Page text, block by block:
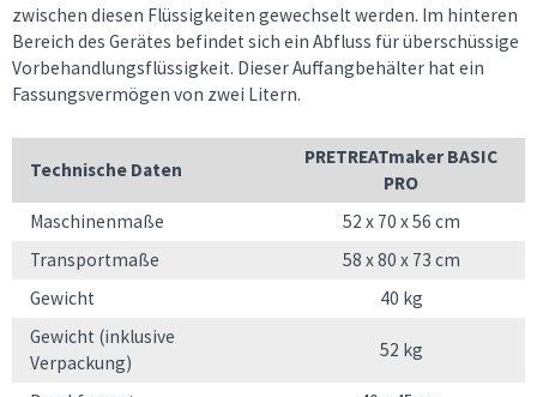
zwischen diesen Flüssigkeiten gewechselt werden. Im hinteren
Bereich des Gerätes befindet sich ein Abfluss für überschüssige
Vorbehandlungsflüssigkeit. Dieser Auffangbehälter hat ein
Fassungsvermögen von zwei Litern.
Technische Daten
PRETREATmaker BASIC
PRO
Maschinenmaße
52 x 70 x 56 cm
Transportmaße
58 x 80 x 73 cm
Gewicht
40 kg
Gewicht (inklusive
Verpackung)
52 kg